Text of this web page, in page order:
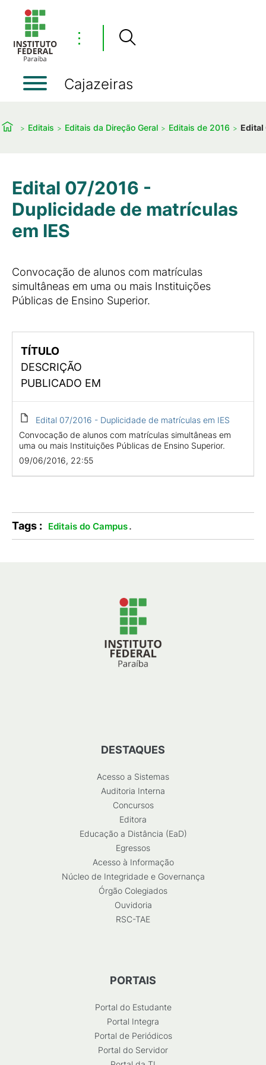
⋮
Cajazeiras
Editais Editais da Direção Geral Editais de 2016 Edital
Edital 07/2016 -
Duplicidade de matrículas
em IES
Convocação de alunos com matrículas
simultâneas em uma ou mais Instituições
Públicas de Ensino Superior.
TÍTULO
DESCRIÇÃO
PUBLICADO EM
Edital 07/2016 - Duplicidade de matrículas em IES
Convocação de alunos com matrículas simultâneas em
uma ou mais Instituições Públicas de Ensino Superior.
09/06/2016, 22:55
Tags : Editais do Campus.
DESTAQUES
Acesso a Sistemas
Auditoria Interna
Concursos
Editora
Educação a Distância (EaD)
Egressos
Acesso à Informação
Núcleo de Integridade e Governança
Órgão Colegiados
Ouvidoria
RSC-TAE
PORTAIS
Portal do Estudante
Portal Integra
Portal de Periódicos
Portal do Servidor